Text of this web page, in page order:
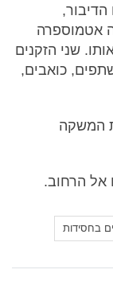
הדיבור,
אטמוספרה
שני הזקנים
כואבים,
המשקה
אל הרחוב.
בחסידות